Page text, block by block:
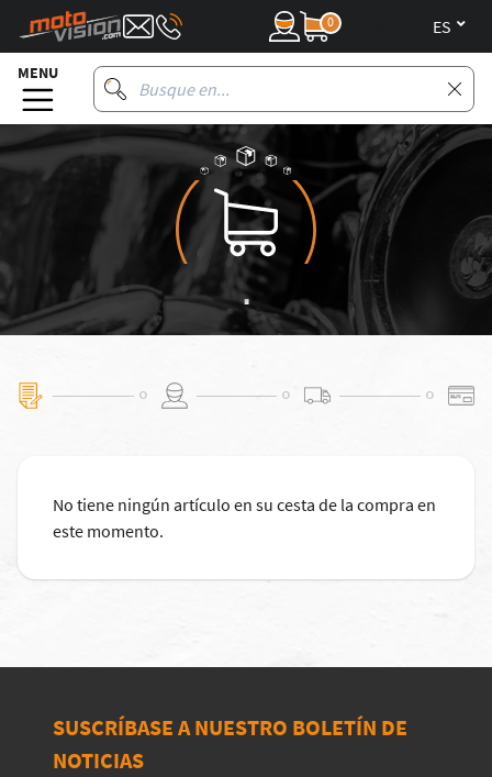
0
MENU
.
⚬ ⚬ ⚬
No tiene ningún artículo en su cesta de la compra en
este momento.
SUSCRÍBASE A NUESTRO BOLETÍN DE
NOTICIAS